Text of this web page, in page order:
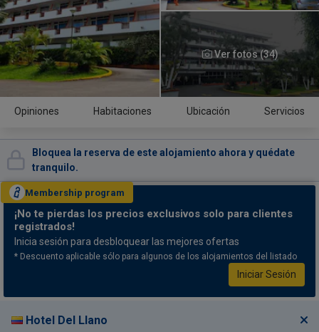
Ver fotos (34)
Opiniones Habitaciones Ubicación Servicios
Bloquea la reserva de este alojamiento ahora y quédate
tranquilo.
Membership program
¡No te pierdas los precios exclusivos solo para clientes
registrados!
Inicia sesión para desbloquear las mejores ofertas
* Descuento aplicable sólo para algunos de los alojamientos del listado
Iniciar Sesión
Hotel Del Llano